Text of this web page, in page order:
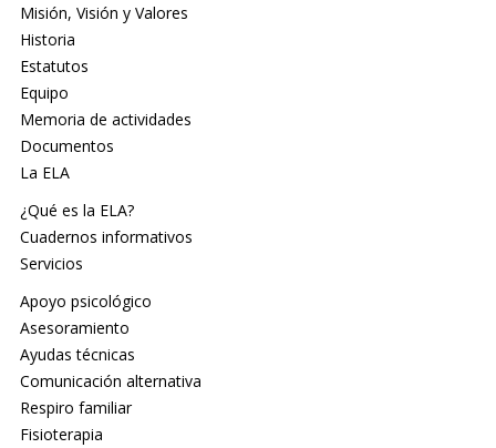
Misión, Visión y Valores
Historia
Estatutos
Equipo
Memoria de actividades
Documentos
La ELA
¿Qué es la ELA?
Cuadernos informativos
Servicios
Apoyo psicológico
Asesoramiento
Ayudas técnicas
Comunicación alternativa
Respiro familiar
Fisioterapia